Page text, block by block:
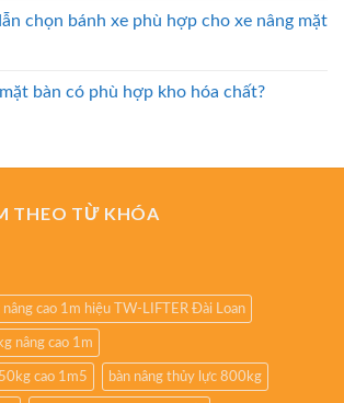
chọn bánh xe phù hợp cho xe nâng mặt
bàn có phù hợp kho hóa chất?
THEO TỪ KHÓA
cao 1m hiệu TW-LIFTER Đài Loan
nâng cao 1m
cao 1m5 bàn nâng thủy lực 800kg